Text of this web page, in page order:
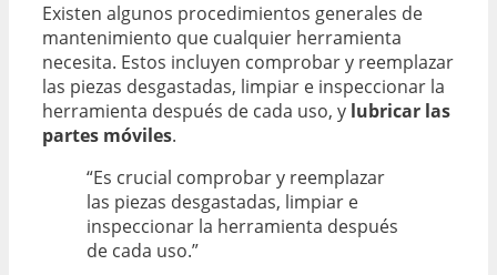
Existen algunos procedimientos generales de
mantenimiento que cualquier herramienta
necesita. Estos incluyen comprobar y reemplazar
las piezas desgastadas, limpiar e inspeccionar la
herramienta después de cada uso, y lubricar las
partes móviles.
“Es crucial comprobar y reemplazar
las piezas desgastadas, limpiar e
inspeccionar la herramienta después
de cada uso.”